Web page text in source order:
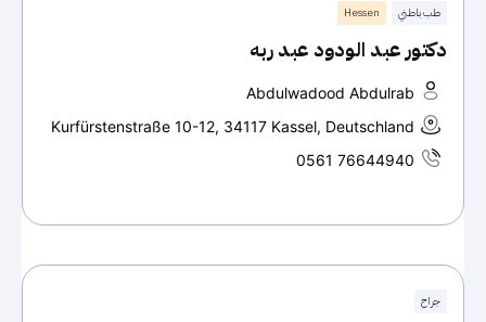
طب باطني Hessen
دكتور عبد الودود عبد ربه
Abdulwadood Abdulrab
Kurfürstenstraße 10-12, 34117 Kassel, Deutschland
0561 76644940
جراح